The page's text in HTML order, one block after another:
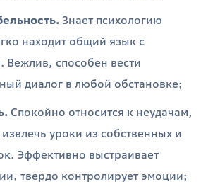
Знает психологию
находит общий язык с
Вежлив, способен вести
диалог в любой обстановке;
Спокойно относится к неудачам,
уроки из собственных и
Эффективно выстраивает
твердо контролирует эмоции;